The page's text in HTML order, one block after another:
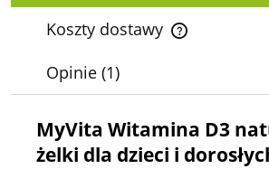
Koszty dostawy
Cena nie zawiera ewentualnych kosztów
Opinie (1)
MyVita Witamina D3
żelki dla dzieci i